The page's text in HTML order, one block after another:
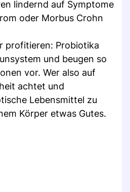
lindernd auf Symptome
oder Morbus Crohn
profitieren: Probiotika
und beugen so
vor. Wer also auf
achtet und
Lebensmittel zu
Körper etwas Gutes.